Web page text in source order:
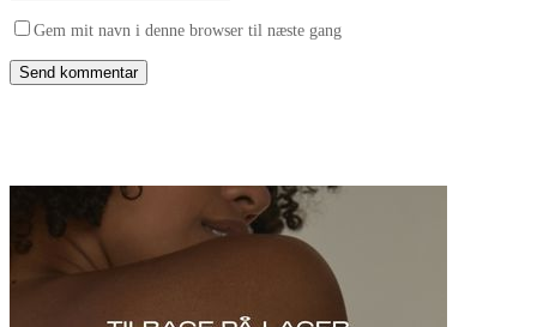
Gem mit navn i denne browser til næste gang